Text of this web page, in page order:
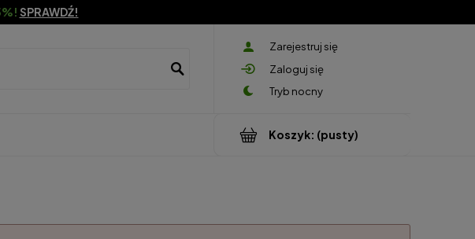
SPRAWDŹ!
Zarejestruj się
Zaloguj się
Koszyk: (pusty)